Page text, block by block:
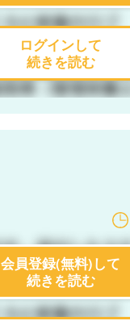
ログインして
続きを読む
会員登録(無料)して
続きを読む